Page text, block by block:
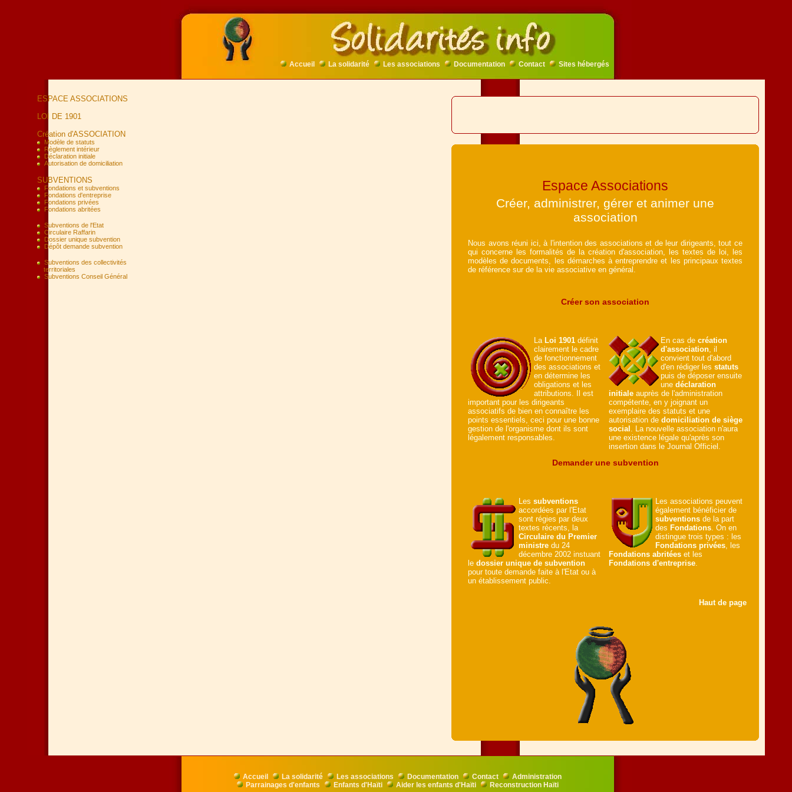
Accueil La solidarité Les associations Documentation Contact Sites hébergés
ESPACE ASSOCIATIONS
LOI DE 1901
Création d'ASSOCIATION
Modèle de statuts
Règlement intérieur
Déclaration initiale
Autorisation de domiciliation
SUBVENTIONS
Fondations et subventions
Fondations d'entreprise
Fondations privées
Fondations abritées
Subventions de l'Etat
Circulaire Raffarin
Dossier unique subvention
Dépôt demande subvention
Subventions des collectivités
territoriales
Subventions Conseil Général
Espace Associations
Créer, administrer, gérer et animer une
association
Nous avons réuni ici, à l'intention des associations et de leur dirigeants, tout ce
qui concerne les formalités de la création d'association, les textes de loi, les
modèles de documents, les démarches à entreprendre et les principaux textes
de référence sur de la vie associative en général.
Créer son association
La Loi 1901 définit
clairement le cadre
de fonctionnement
des associations et
en détermine les
obligations et les
attributions. Il est
important pour les dirigeants
associatifs de bien en connaître les
points essentiels, ceci pour une bonne
gestion de l'organisme dont ils sont
légalement responsables.
En cas de création
d'association, il
convient tout d'abord
d'en rédiger les statuts
puis de déposer ensuite
une déclaration
initiale auprès de l'administration
compétente, en y joignant un
exemplaire des statuts et une
autorisation de domiciliation de siège
social . La nouvelle association n'aura
une existence légale qu'après son
insertion dans le Journal Officiel.
Demander une subvention
Les subventions
accordées par l'Etat
sont régies par deux
textes récents, la
Circulaire du Premier
ministre du 24
décembre 2002 instuant
le dossier unique de subvention
pour toute demande faite à l'Etat ou à
un établissement public.
Les associations peuvent
également bénéficier de
subventions de la part
des Fondations. On en
distingue trois types : les
Fondations privées, les
Fondations abritées et les
Fondations d'entreprise.
Haut de page
Accueil La solidarité Les associations Documentation Contact
Administration
Parrainages d'enfants
Enfants d'Haïti Aider les enfants d'Haïti Reconstruction Haïti